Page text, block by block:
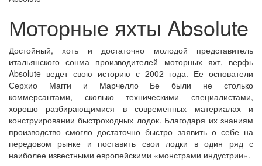
Моторные яхты Absolute
Достойный, хоть и достаточно молодой представитель
итальянского сонма производителей моторных яхт, верфь
Absolute ведет свою историю с 2002 года. Ее основатели
Серхио Магги и Марчелло Бе были не столько
коммерсантами, сколько техническими специалистами,
хорошо разбирающимися в современных материалах и
конструировании быстроходных лодок. Благодаря их знаниям
производство смогло достаточно быстро заявить о себе на
передовом рынке и поставить свои лодки в один ряд с
наиболее известными европейскими «монстрами индустрии».